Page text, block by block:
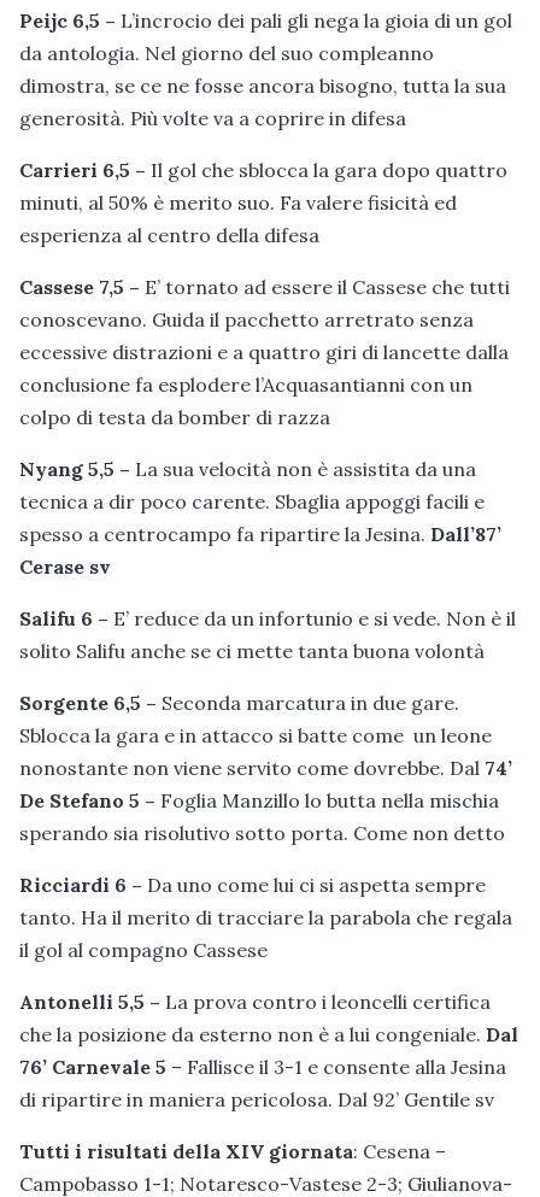
Peijc 6,5 – L’incrocio dei pali gli nega la gioia di un gol
da antologia. Nel giorno del suo compleanno
dimostra, se ce ne fosse ancora bisogno, tutta la sua
generosità. Più volte va a coprire in difesa
Carrieri 6,5 – Il gol che sblocca la gara dopo quattro
minuti, al 50% è merito suo. Fa valere fisicità ed
esperienza al centro della difesa
Cassese 7,5 – E’ tornato ad essere il Cassese che tutti
conoscevano. Guida il pacchetto arretrato senza
eccessive distrazioni e a quattro giri di lancette dalla
conclusione fa esplodere l’Acquasantianni con un
colpo di testa da bomber di razza
Nyang 5,5 – La sua velocità non è assistita da una
tecnica a dir poco carente. Sbaglia appoggi facili e
spesso a centrocampo fa ripartire la Jesina. Dall’87’
Cerase sv
Salifu 6 – E’ reduce da un infortunio e si vede. Non è il
solito Salifu anche se ci mette tanta buona volontà
Sorgente 6,5 – Seconda marcatura in due gare.
Sblocca la gara e in attacco si batte come un leone
nonostante non viene servito come dovrebbe. Dal 74’
De Stefano 5 – Foglia Manzillo lo butta nella mischia
sperando sia risolutivo sotto porta. Come non detto
Ricciardi 6 – Da uno come lui ci si aspetta sempre
tanto. Ha il merito di tracciare la parabola che regala
il gol al compagno Cassese
Antonelli 5,5 – La prova contro i leoncelli certifica
che la posizione da esterno non è a lui congeniale. Dal
76’ Carnevale 5 – Fallisce il 3-1 e consente alla Jesina
di ripartire in maniera pericolosa. Dal 92’ Gentile sv
Tutti i risultati della XIV giornata: Cesena –
Campobasso 1-1; Notaresco-Vastese 2-3; Giulianova-